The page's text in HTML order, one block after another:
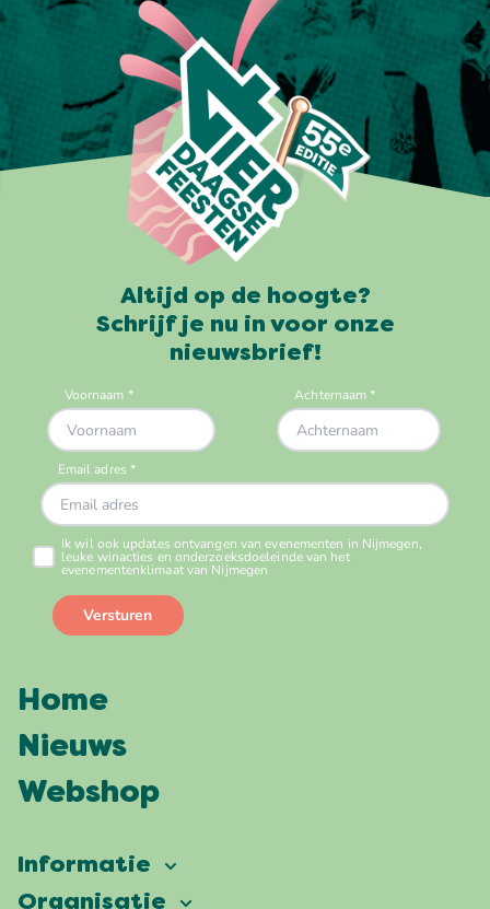
Altijd op de hoogte?
Schrijf je nu in voor onze
nieuwsbrief!
Home
Nieuws
Webshop
Informatie
Vierdaagsefeesten
Organisatie